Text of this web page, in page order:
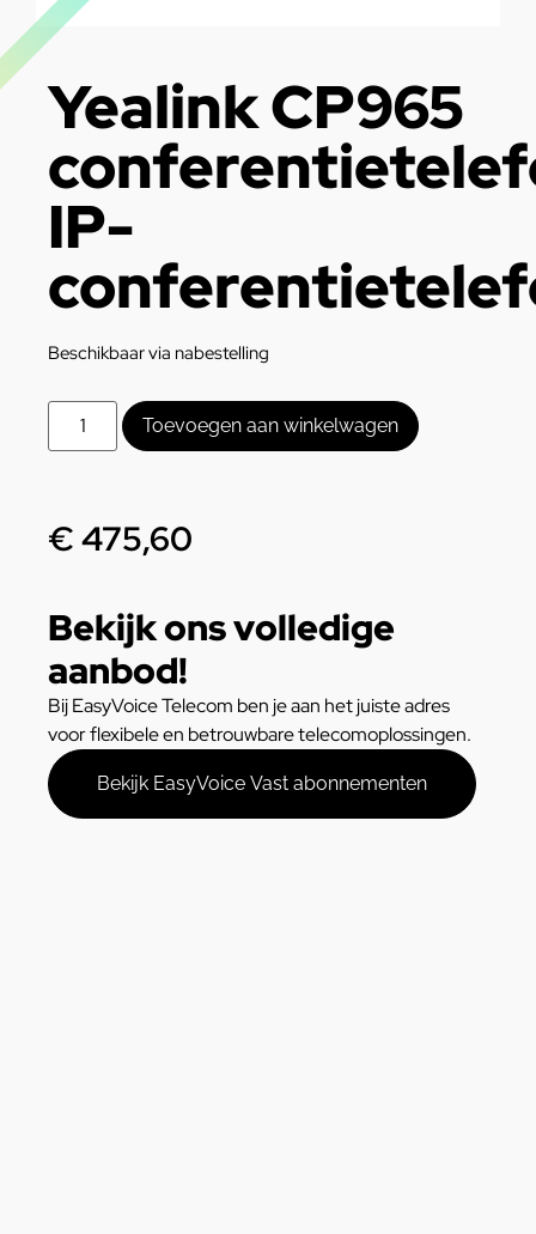
Yealink CP965
IP-
Beschikbaar via nabestelling
Toevoegen aan winkelwagen
€475,60
Bekijk ons volledige
aanbod!
Bij EasyVoice Telecom ben je aan het juiste adres
voor flexibele en betrouwbare telecomoplossingen.
Bekijk EasyVoice Vast abonnementen